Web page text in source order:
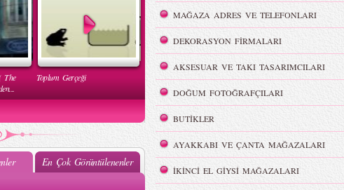
The
Toplum Gerçeği
En Çok Görüntülenenler
MAĞAZA ADRES VE TELEFONLARI
DEKORASYON FİRMALARI
AKSESUAR VE TAKI TASARIMCILARI
DOĞUM FOTOĞRAFÇILARI
BUTİKLER
AYAKKABI VE ÇANTA MAĞAZALARI
İKİNCİ EL GİYSİ MAĞAZALARI